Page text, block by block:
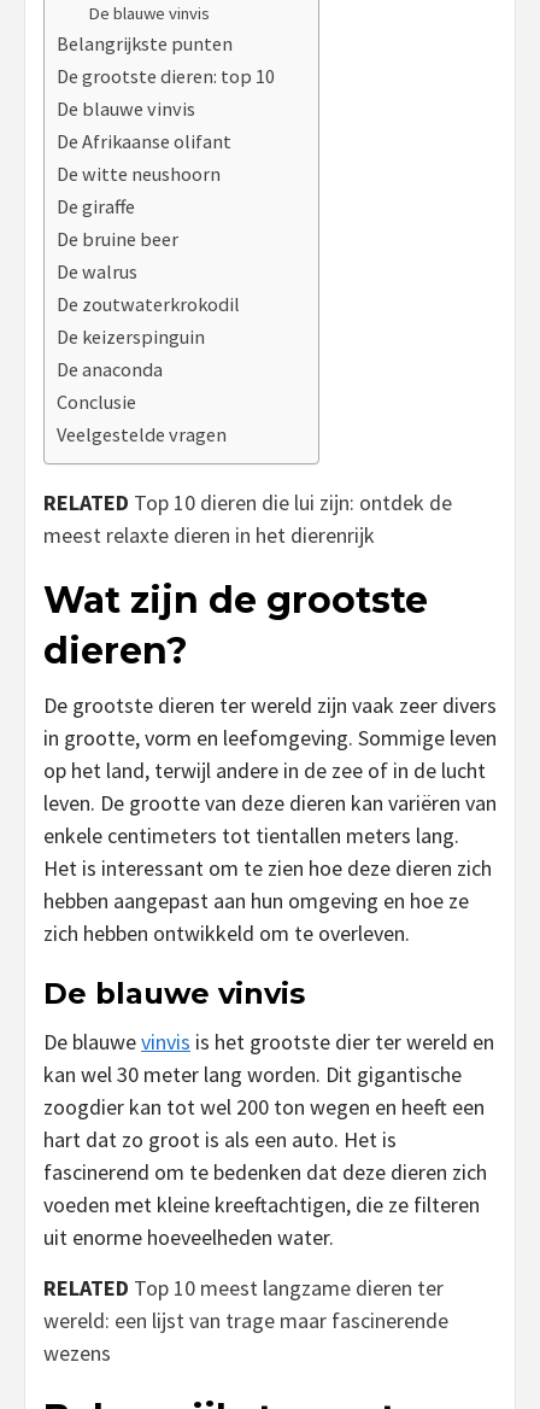
De blauwe vinvis
Belangrijkste punten
De grootste dieren: top 10
De blauwe vinvis
De Afrikaanse olifant
De witte neushoorn
De giraffe
De bruine beer
De walrus
De zoutwaterkrokodil
De keizerspinguin
De anaconda
Conclusie
Veelgestelde vragen
RELATED Top 10 dieren die lui zijn: ontdek de
meest relaxte dieren in het dierenrijk
Wat zijn de grootste
dieren?
De grootste dieren ter wereld zijn vaak zeer divers
in grootte, vorm en leefomgeving. Sommige leven
op het land, terwijl andere in de zee of in de lucht
leven. De grootte van deze dieren kan variëren van
enkele centimeters tot tientallen meters lang.
Het is interessant om te zien hoe deze dieren zich
hebben aangepast aan hun omgeving en hoe ze
zich hebben ontwikkeld om te overleven.
De blauwe vinvis
De blauwevinvis is het grootste dier ter wereld en
kan wel 30 meter lang worden. Dit gigantische
zoogdier kan tot wel 200 ton wegen en heeft een
hart dat zo groot is als een auto. Het is
fascinerend om te bedenken dat deze dieren zich
voeden met kleine kreeftachtigen, die ze filteren
uit enorme hoeveelheden water.
RELATED Top 10 meest langzame dieren ter
wereld: een lijst van trage maar fascinerende
wezens